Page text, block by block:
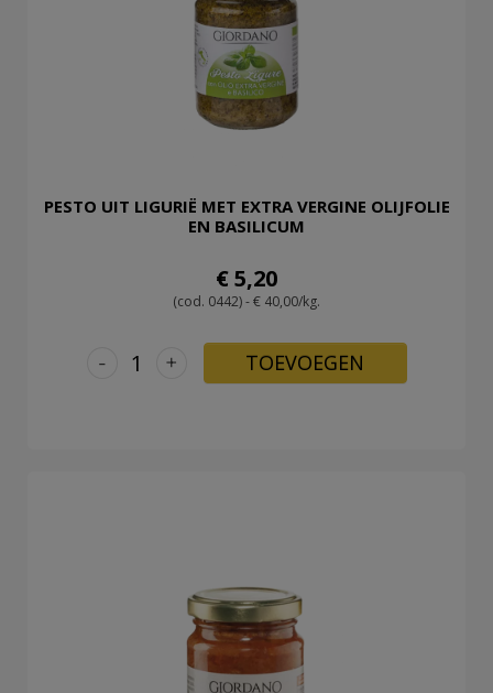
PESTO UIT LIGURIË MET EXTRA VERGINE OLIJFOLIE
EN BASILICUM
€ 5,20
(cod. 0442) - € 40,00/kg.
+
- TOEVOEGEN